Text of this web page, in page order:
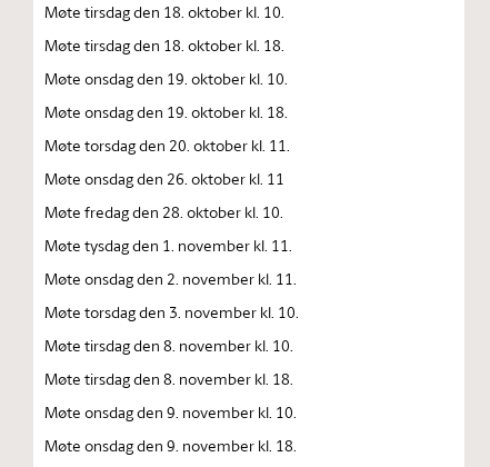
Møte tirsdag den 18. oktober kl. 10.
Møte tirsdag den 18. oktober kl. 18.
Møte onsdag den 19. oktober kl. 10.
Møte onsdag den 19. oktober kl. 18.
Møte torsdag den 20. oktober kl. 11.
Møte onsdag den 26. oktober kl. 11
Møte fredag den 28. oktober kl. 10.
Møte tysdag den 1. november kl. 11.
Møte onsdag den 2. november kl. 11.
Møte torsdag den 3. november kl. 10.
Møte tirsdag den 8. november kl. 10.
Møte tirsdag den 8. november kl. 18.
Møte onsdag den 9. november kl. 10.
Møte onsdag den 9. november kl. 18.